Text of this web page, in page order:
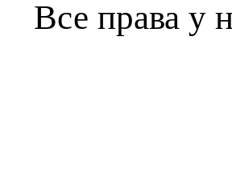
Все права у